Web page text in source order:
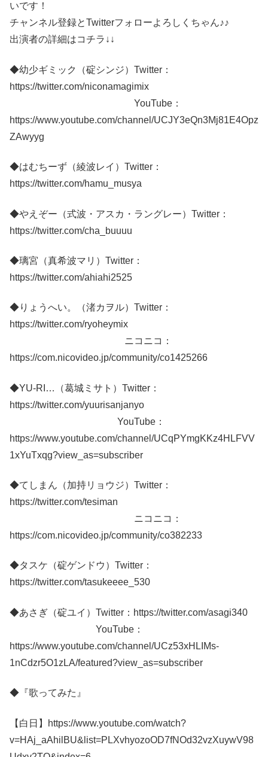
いです！
チャンネル登録とTwitterフォローよろしくちゃん♪♪
出演者の詳細はコチラ↓↓
◆幼少ギミック（碇シンジ）Twitter：
https://twitter.com/niconamagimix
YouTube：
https://www.youtube.com/channel/UCJY3eQn3Mj81E4Opz
ZAwyyg
◆はむちーず（綾波レイ）Twitter：
https://twitter.com/hamu_musya
◆やえぞー（式波・アスカ・ラングレー）Twitter：
https://twitter.com/cha_buuuu
◆璃宮（真希波マリ）Twitter：
https://twitter.com/ahiahi2525
◆りょうへい。（渚カヲル）Twitter：
https://twitter.com/ryoheymix
ニコニコ：
https://com.nicovideo.jp/community/co1425266
◆YU-RI…（葛城ミサト）Twitter：
https://twitter.com/yuurisanjanyo
YouTube：
https://www.youtube.com/channel/UCqPYmgKKz4HLFVV
1xYuTxqg?view_as=subscriber
◆てしまん（加持リョウジ）Twitter：
https://twitter.com/tesiman
ニコニコ：
https://com.nicovideo.jp/community/co382233
◆タスケ（碇ゲンドウ）Twitter：
https://twitter.com/tasukeeee_530
◆あさぎ（碇ユイ）Twitter：https://twitter.com/asagi340
YouTube：
https://www.youtube.com/channel/UCz53xHLIMs-
1nCdzr5O1zLA/featured?view_as=subscriber
◆『歌ってみた』
【白日】https://www.youtube.com/watch?
v=HAj_aAhilBU&list=PLXvhyozoOD7fNOd32vzXuywV98